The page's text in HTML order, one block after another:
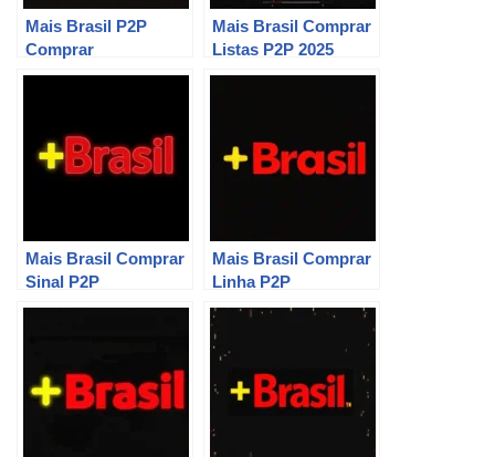
Mais Brasil P2P
Comprar
Mais Brasil Comprar
Listas P2P 2025
Mais Brasil Comprar
Sinal P2P
Mais Brasil Comprar
Linha P2P